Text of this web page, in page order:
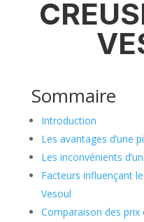
Sommaire
Introduction
Les avantages d’une
Les inconvénients
Facteurs influençant
Vesoul
Comparaison des prix